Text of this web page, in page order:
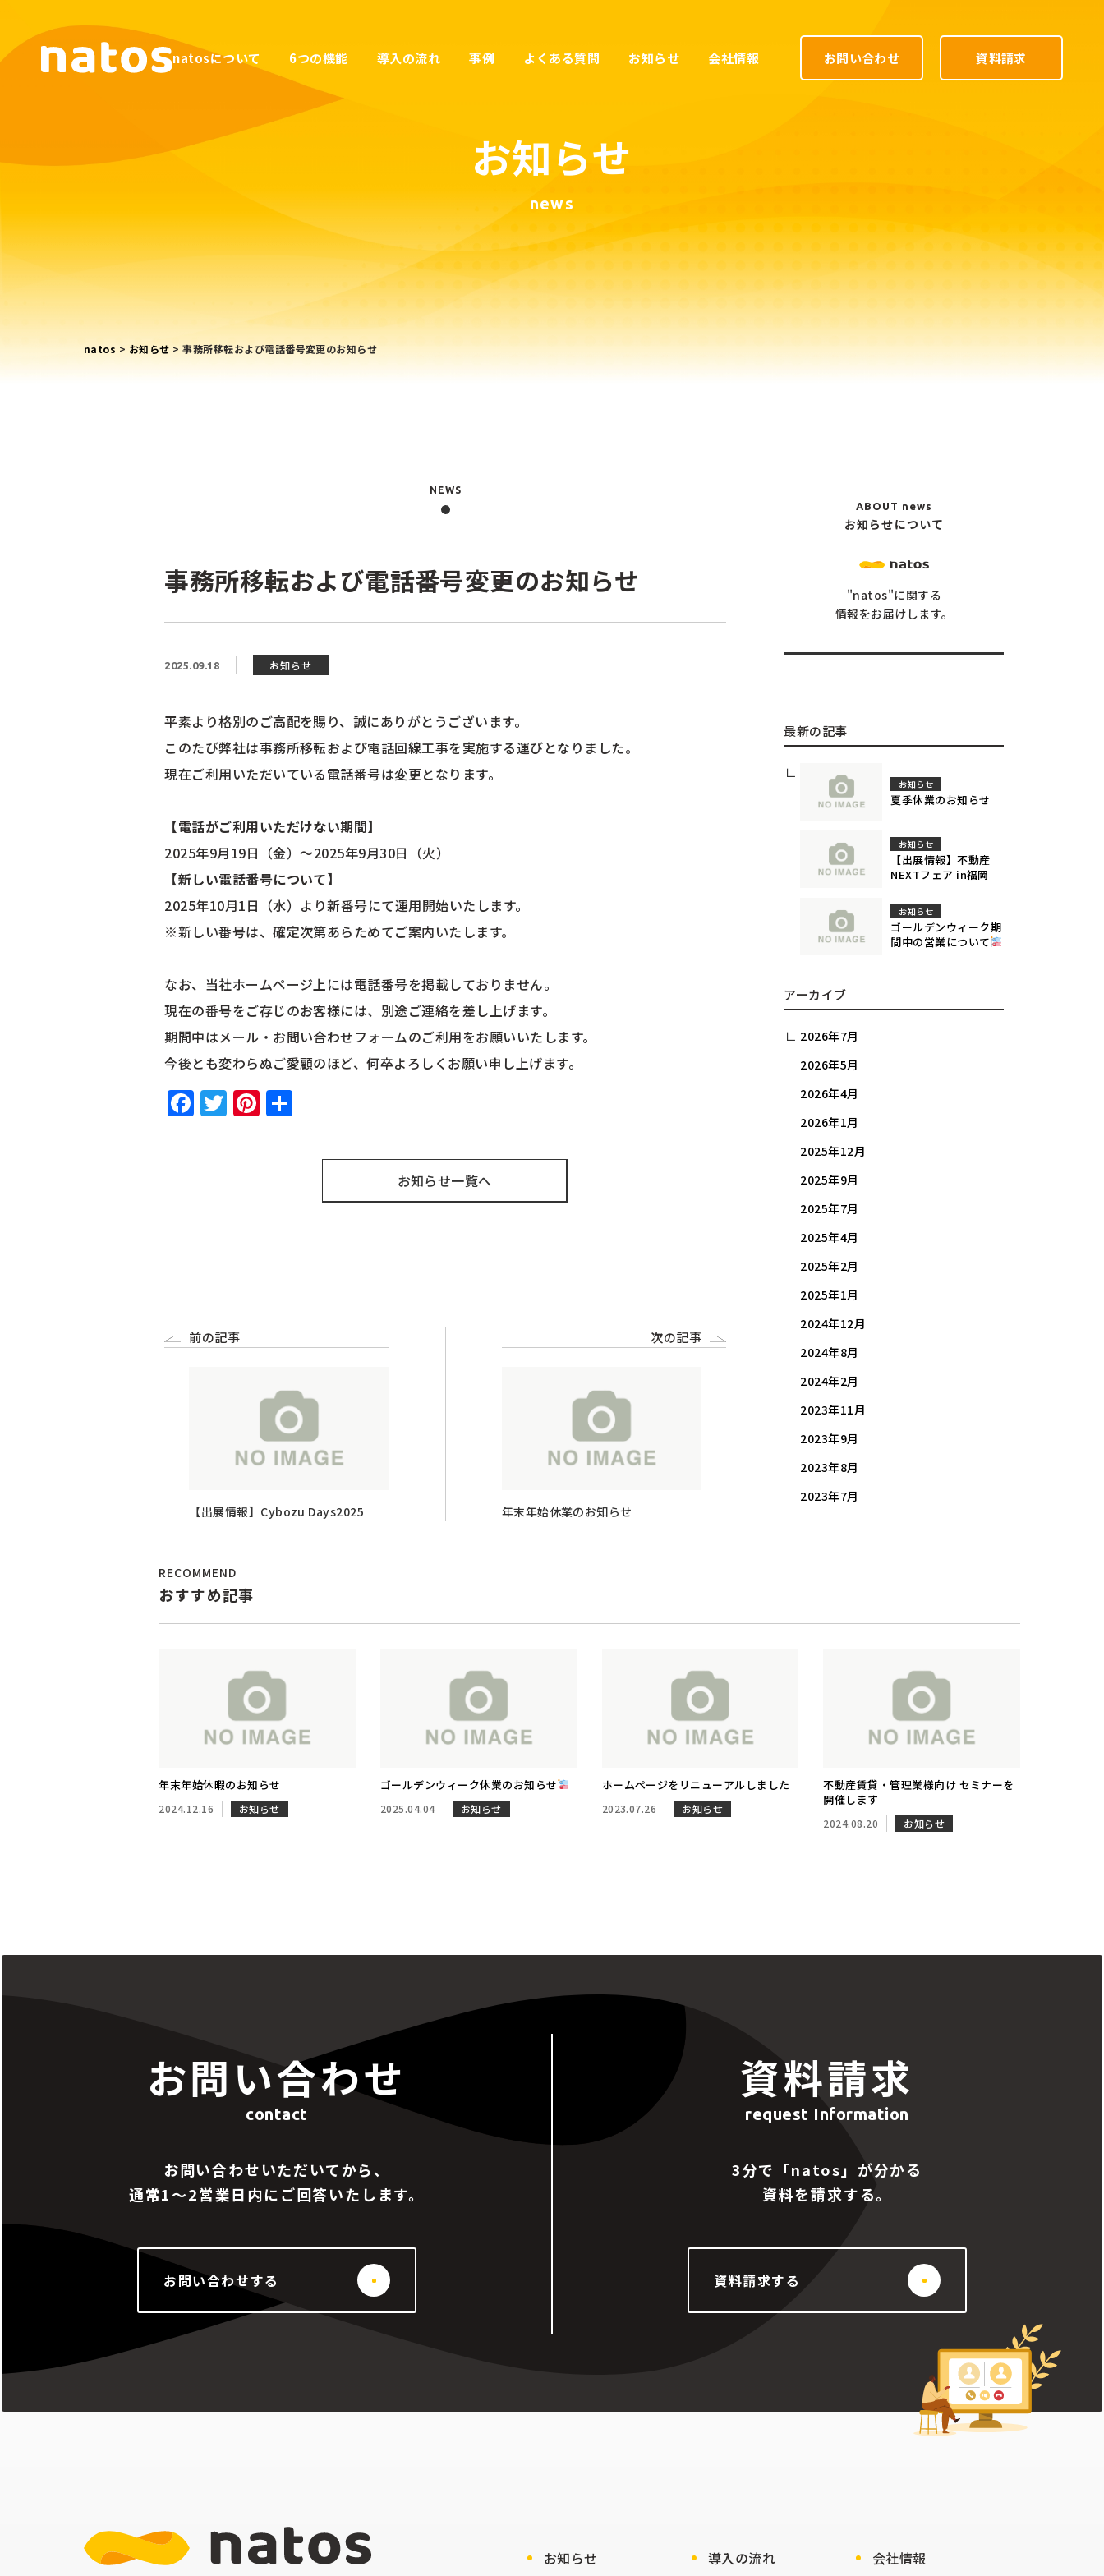
natosについて 6つの機能 導入の流れ 事例 よくある質問 お知らせ 会社情報 お問い合わせ 資料請求
お知らせ
news
natos > お知らせ >事務所移転および電話番号変更のお知らせ
事務所移転および電話番号変更のお知らせ
NEWS
2025.09.18 お知らせ
平素より格別のご高配を賜り、誠にありがとうございます。
このたび弊社は事務所移転および電話回線工事を実施する運びとなりました。
現在ご利用いただいている電話番号は変更となります。
【電話がご利用いただけない期間】
2025年9月19日（金）～2025年9月30日（火）
【新しい電話番号について】
2025年10月1日（水）より新番号にて運用開始いたします。
※新しい番号は、確定次第あらためてご案内いたします。
なお、当社ホームページ上には電話番号を掲載しておりません。
現在の番号をご存じのお客様には、別途ご連絡を差し上げます。
期間中はメール・お問い合わせフォームのご利用をお願いいたします。
今後とも変わらぬご愛顧のほど、何卒よろしくお願い申し上げます。
Facebook
TwitterPinterest
お知らせ一覧へ
前の記事
【出展情報】Cybozu Days2025
次の記事
年末年始休業のお知らせ
ABOUT news
お知らせについて
"natos"に関する
情報をお届けします。
最新の記事
お知らせ
夏季休業のお知らせ
お知らせ
【出展情報】不動産
NEXTフェア in福岡
お知らせ
ゴールデンウィーク期
間中の営業について
アーカイブ
2026年7月
2026年5月
2026年4月
2026年1月
2025年12月
2025年9月
2025年7月
2025年4月
2025年2月
2025年1月
2024年12月
2024年8月
2024年2月
2023年11月
2023年9月
2023年8月
2023年7月
RECOMMEND
おすすめ記事
年末年始休暇のお知らせ
2024.12.16 お知らせ
ゴールデンウィーク休業のお知らせ
2025.04.04 お知らせ
ホームページをリニューアルしました
2023.07.26 お知らせ
不動産賃貸・管理業様向け セミナーを
開催します
2024.08.20 お知らせ
お問い合わせ
contact
お問い合わせいただいてから、
通常1～2営業日内にご回答いたします。
お問い合わせする
資料請求
request Information
3分で「natos」が分かる
資料を請求する。
資料請求する
お知らせ 導入の流れ 会社情報